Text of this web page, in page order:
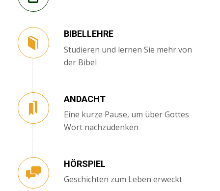
BIBELLEHRE
Studieren und lernen Sie mehr von
der Bibel
ANDACHT
Eine kurze Pause, um über Gottes
Wort nachzudenken
HÖRSPIEL
Geschichten zum Leben erweckt